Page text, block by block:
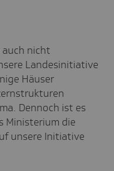
nicht
Landesinitiative
Häuser
Dennoch ist es
Ministerium die
unsere Initiative